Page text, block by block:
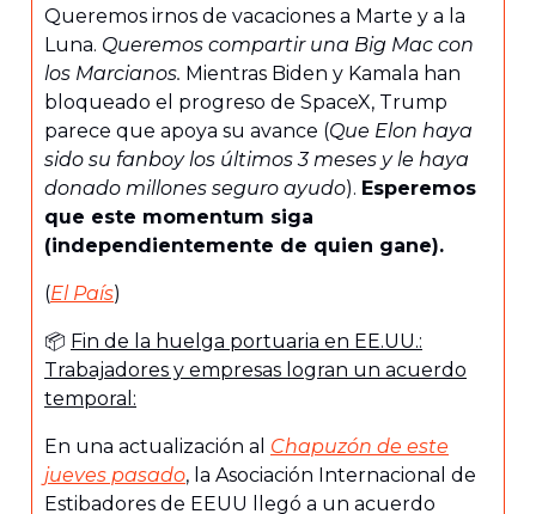
Queremos irnos de vacaciones a Marte y a la
Luna. Queremos compartir una Big Mac con
los Marcianos. Mientras Biden y Kamala han
bloqueado el progreso de SpaceX, Trump
parece que apoya su avance (Que Elon haya
sido su fanboy los últimos 3 meses y le haya
donado millones seguro ayudo). Esperemos
que este momentum siga
(independientemente de quien gane).
(El País)
📦 Fin de la huelga portuaria en EE.UU.:
Trabajadores y empresas logran un acuerdo
temporal:
En una actualización al Chapuzón de este
jueves pasado, la Asociación Internacional de
Estibadores de EEUU llegó a un acuerdo